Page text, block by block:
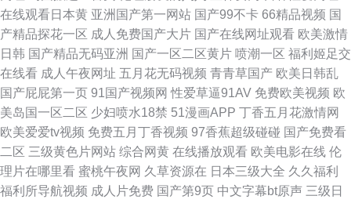
在线观看日本黄 亚洲国产第一网站 国产99不卡 66精品视频 国
产精品探花一区 成人免费国产大片 国产在线网址观看 欧美激情
日韩 国产精品无码亚洲 国产一区二区黄片 喷潮一区 福利姬足交
在线看 成人午夜网址 五月花无码视频 青青草国产 欧美日韩乱
国产屁屁第一页 91国产视频网 性爱草逼91AV 免费欧美视频 欧
美岛国一区二区 少妇喷水18禁 51漫画APP 丁香五月花激情网
欧美爱爱tv视频 免费五月丁香视频 97香蕉超级碰碰 国产免费看
二区 三级黄色片网站 综合网黄 在线播放观看 欧美电影在线 伦
理片在哪里看 蜜桃午夜网 久草资源在 日本三级大全 久久福利
福利所导航视频 成人片免费 国产第9页 中文字幕bt原声 三级日